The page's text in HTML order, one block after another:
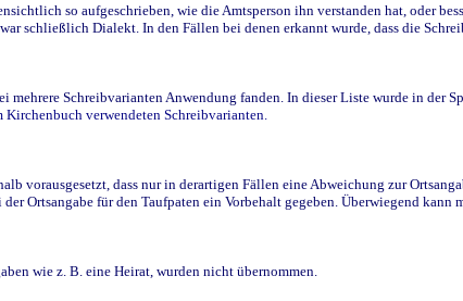
so aufgeschrieben, wie die Amtsperson ihn verstanden hat, oder
schließlich Dialekt. In den Fällen bei denen erkannt wurde, dass die
Schreibvarianten Anwendung fanden. In dieser Liste wurde in der
verwendeten Schreibvarianten.
vorausgesetzt, dass nur in derartigen Fällen eine Abweichung zur
Ortsangabe für den Taufpaten ein Vorbehalt gegeben. Überwiegend kann
wie z. B. eine Heirat, wurden nicht übernommen.